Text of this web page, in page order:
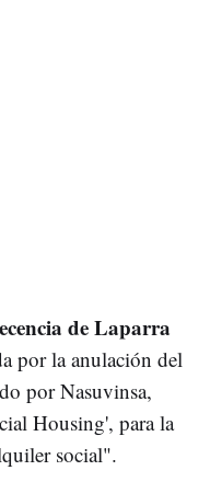
de Laparra
por la anulación del
por Nasuvinsa,
Housing', para la
social".